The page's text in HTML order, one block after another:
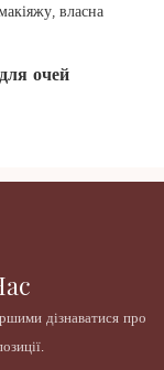
очей
дізнаватися про